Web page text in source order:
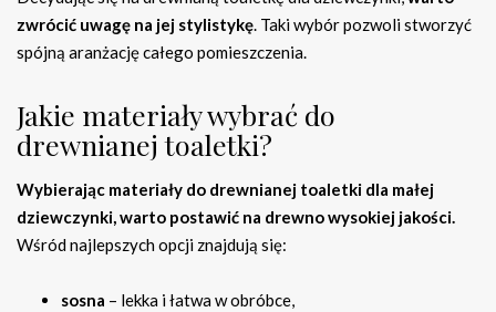
zwrócić uwagę na jej stylistykę. Taki wybór pozwoli stworzyć
spójną aranżację całego pomieszczenia.
Jakie materiały wybrać do
drewnianej toaletki?
Wybierając materiały do drewnianej toaletki dla małej
dziewczynki, warto postawić na drewno wysokiej jakości.
Wśród najlepszych opcji znajdują się:
sosna – lekka i łatwa w obróbce,